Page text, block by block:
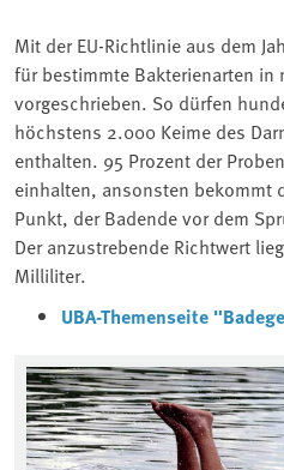
Mit der EU-Richtlinie aus dem
für bestimmte Bakterienarten in
vorgeschrieben. So dürfen
höchstens 2.000 Keime des
enthalten. 95 Prozent der
einhalten, ansonsten bekommt
Punkt, der Badende vor dem
Der anzustrebende Richtwert
Milliliter.
UBA-Themenseite